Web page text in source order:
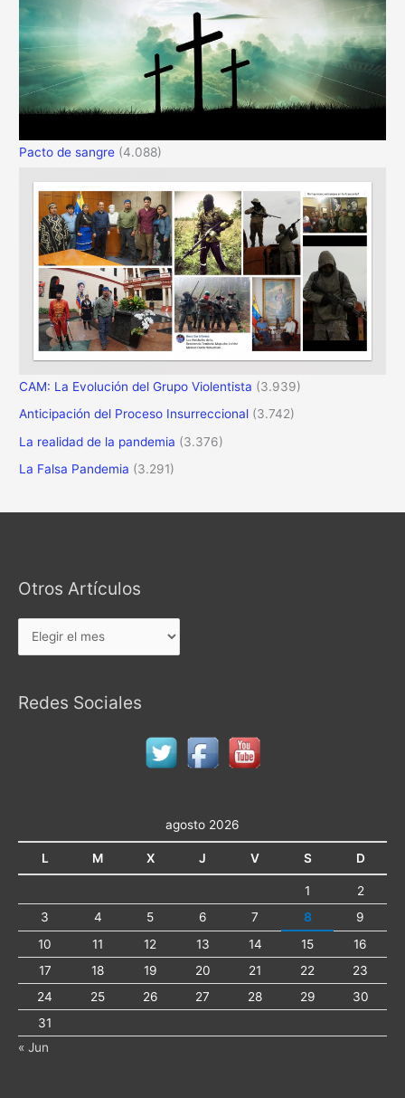
Pacto de sangre (4.088)
CAM: La Evolución del Grupo Violentista (3.939)
Anticipación del Proceso Insurreccional (3.742)
La realidad de la pandemia (3.376)
La Falsa Pandemia (3.291)
Otros Artículos
Otros
Redes Sociales
agosto 2026
L M X J V S D
1
2
3
4 5 6 7 8
9
10
11 12 13 14 15
16
17
18 19 20 21 22
23
24
25 26 27 28 29
30
31
« Jun